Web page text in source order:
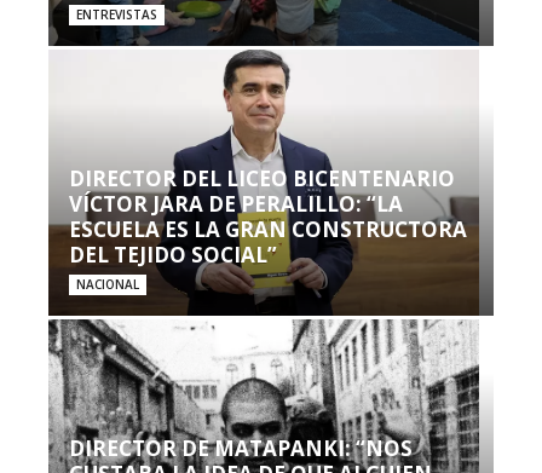
ENTREVISTAS
DIRECTOR DEL LICEO BICENTENARIO
VÍCTOR JARA DE PERALILLO: “LA
ESCUELA ES LA GRAN CONSTRUCTORA
DEL TEJIDO SOCIAL”
NACIONAL
DIRECTOR DE MATAPANKI: “NOS